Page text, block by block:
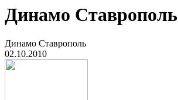
Динамо Ставрополь
Динамо Ставрополь
02.10.2010